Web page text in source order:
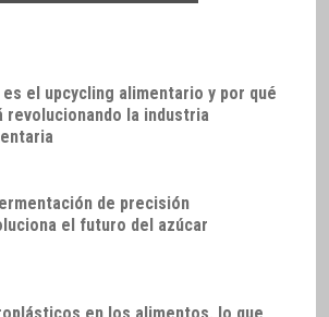
es el upcycling alimentario y por qué
revolucionando la industria
de precisión
el futuro del azúcar
en los alimentos, lo que